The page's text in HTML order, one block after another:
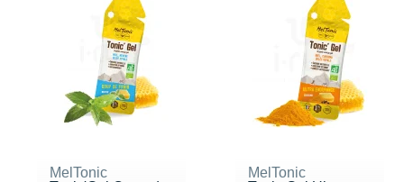
MelTonic
MelTonic